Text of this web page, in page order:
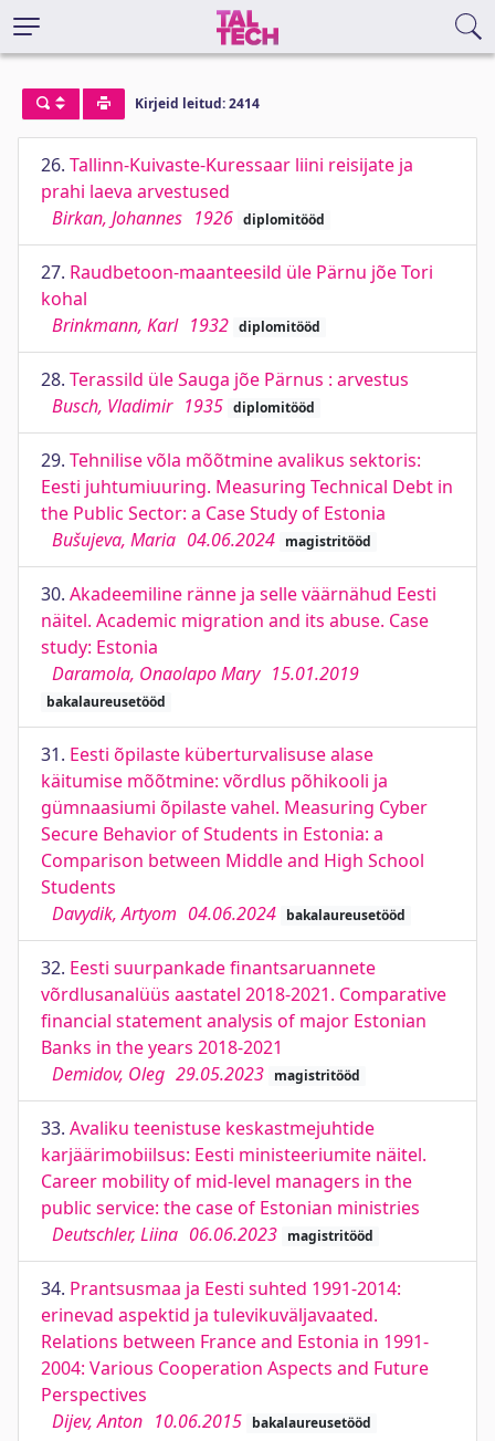
Kirjeid leitud: 2414
26. Tallinn-Kuivaste-Kuressaar liini reisijate ja
prahi laeva arvestused
Birkan, Johannes 1926 diplomitööd
27. Raudbetoon-maanteesild üle Pärnu jõe Tori
kohal
Brinkmann, Karl 1932 diplomitööd
28. Terassild üle Sauga jõe Pärnus : arvestus
Busch, Vladimir 1935 diplomitööd
29. Tehnilise võla mõõtmine avalikus sektoris:
Eesti juhtumiuuring. Measuring Technical Debt in
the Public Sector: a Case Study of Estonia
Bušujeva, Maria 04.06.2024 magistritööd
30. Akadeemiline ränne ja selle väärnähud Eesti
näitel. Academic migration and its abuse. Case
study: Estonia
Daramola, Onaolapo Mary 15.01.2019
bakalaureusetööd
31. Eesti õpilaste küberturvalisuse alase
käitumise mõõtmine: võrdlus põhikooli ja
gümnaasiumi õpilaste vahel. Measuring Cyber
Secure Behavior of Students in Estonia: a
Comparison between Middle and High School
Students
Davydik, Artyom 04.06.2024 bakalaureusetööd
32. Eesti suurpankade finantsaruannete
võrdlusanalüüs aastatel 2018-2021. Comparative
financial statement analysis of major Estonian
Banks in the years 2018-2021
Demidov, Oleg 29.05.2023 magistritööd
33. Avaliku teenistuse keskastmejuhtide
karjäärimobiilsus: Eesti ministeeriumite näitel.
Career mobility of mid-level managers in the
public service: the case of Estonian ministries
Deutschler, Liina 06.06.2023 magistritööd
34. Prantsusmaa ja Eesti suhted 1991-2014:
erinevad aspektid ja tulevikuväljavaated.
Relations between France and Estonia in 1991-
2004: Various Cooperation Aspects and Future
Perspectives
Dijev, Anton 10.06.2015 bakalaureusetööd